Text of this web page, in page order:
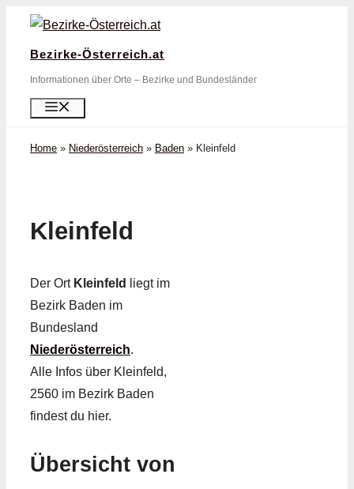
Zum
springen
Bezirke-Österreich.at
Informationen über Orte – Bezirke und Bundesländer
Home » Niederösterreich » Baden » Kleinfeld
Kleinfeld
Der Ort Kleinfeld
liegt im
Bezirk Baden im
Bundesland
Niederösterreich.
Alle Infos über Kleinfeld,
2560 im Bezirk Baden
findest du hier.
Übersicht von